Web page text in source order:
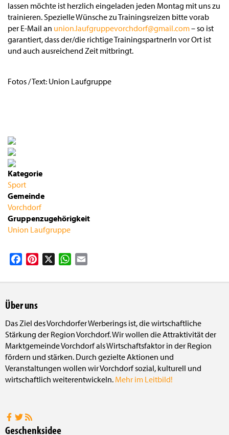
lassen möchte ist herzlich eingeladen jeden Montag mit uns zu
trainieren. Spezielle Wünsche zu Trainingsreizen bitte vorab
per E-Mail an union.laufgruppevorchdorf@gmail.com– so ist
garantiert, dass der/die richtige TrainingspartnerIn vor Ort ist
und auch ausreichend Zeit mitbringt.
Fotos / Text: Union Laufgruppe
Kategorie
Sport
Gemeinde
Vorchdorf
Gruppenzugehörigkeit
Union Laufgruppe
FacebookPinterest WhatsApp
Über uns
Das Ziel des Vorchdorfer Werberings ist, die wirtschaftliche
Stärkung der Region Vorchdorf. Wir wollen die Attraktivität der
Marktgemeinde Vorchdorf als Wirtschaftsfaktor in der Region
fördern und stärken. Durch gezielte Aktionen und
Veranstaltungen wollen wir Vorchdorf sozial, kulturell und
wirtschaftlich weiterentwickeln. Mehr im Leitbild!
Geschenksidee